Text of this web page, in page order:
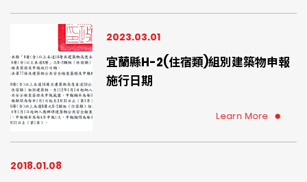
2023.03.01
宜蘭縣H-2(住宿類)組別建築物申報
施行日期
Learn More
2018.01.08